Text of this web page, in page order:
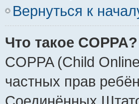
Вернуться к
Что такое COPPA?
COPPA (Child
частных прав
Соединённых